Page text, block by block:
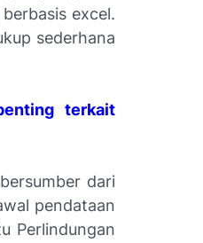
excel.
sederhana
terkait
dari
pendataan
Perlindungan